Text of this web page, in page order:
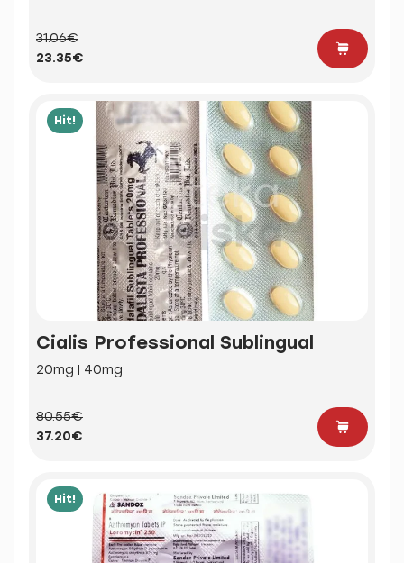
31.06€
23.35€
Hit!
Cialis Professional Sublingual
20mg | 40mg
80.55€
37.20€
Hit!